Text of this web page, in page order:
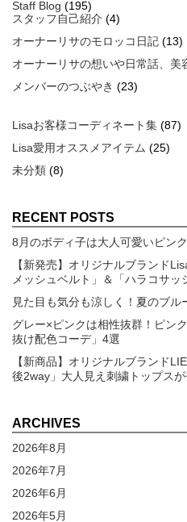
Staff Blog (195)
スタッフ自己紹介 (4)
オーナーリサのモロッコ日記 (13)
オーナーリサの想いや日常話、美
メンバーのつぶやき (23)
Lisaお客様コーディネート集 (87)
Lisa愛用オススメアイテム (25)
未分類 (8)
RECENT POSTS
8月のボディ子は大人可愛いピン
【新発売】オリジナルブランド
メッシュベルト」＆「ハラコサッ
見た目も気分も涼しく！夏のブル
グレー×ピンクは相性抜群！ピン
抜け配色コーデ」4選
【新商品】オリジナルブランド
後2way」大人見え刺繍トップスが
ARCHIVES
2026年8月
2026年7月
2026年6月
2026年5月